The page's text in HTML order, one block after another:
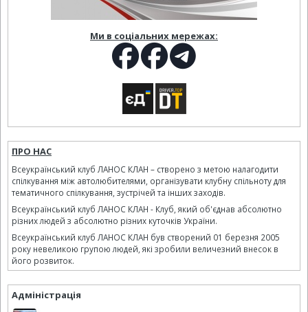
Ми в соціальних мережах:
ПРО НАС
Всеукраїнський клуб ЛАНОС КЛАН – створено з метою налагодити
спілкування між автолюбителями, організувати клубну спільноту для
тематичного спілкування, зустрічей та інших заходів.
Всеукраїнський клуб ЛАНОС КЛАН - Клуб, який об'єднав абсолютно
різних людей з абсолютно різних куточків України.
Всеукраїнський клуб ЛАНОС КЛАН був створений 01 березня 2005
року невеликою групою людей, які зробили величезний внесок в
його розвиток.
Адміністрація